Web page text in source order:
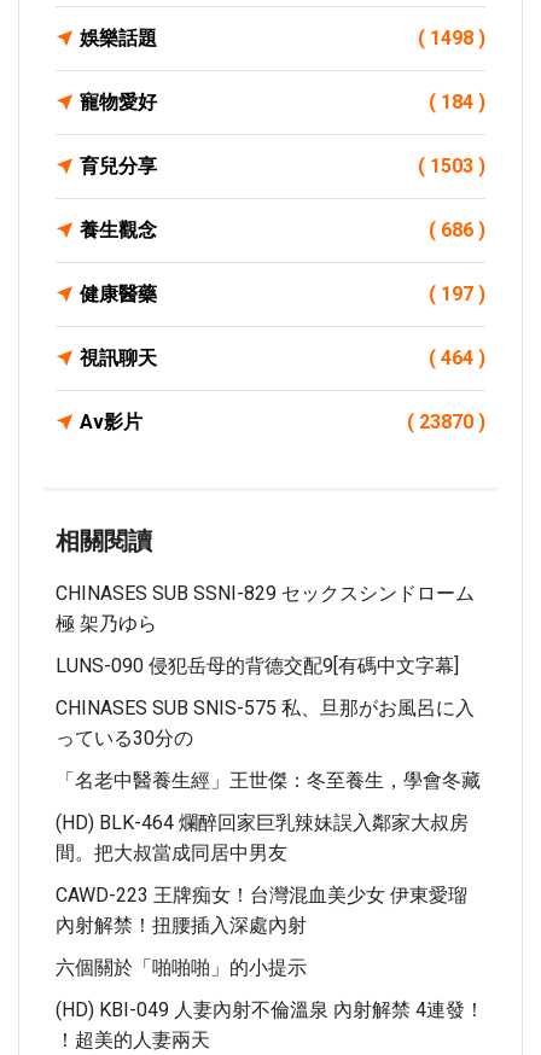
娛樂話題 ( 1498 )
寵物愛好 ( 184 )
育兒分享 ( 1503 )
養生觀念 ( 686 )
健康醫藥 ( 197 )
視訊聊天 ( 464 )
Av影片 ( 23870 )
相關閱讀
CHINASES SUB SSNI-829 セックスシンドローム
極 架乃ゆら
LUNS-090 侵犯岳母的背德交配9[有碼中文字幕]
CHINASES SUB SNIS-575 私、旦那がお風呂に入
っている30分の
「名老中醫養生經」王世傑：冬至養生，學會冬藏
(HD) BLK-464 爛醉回家巨乳辣妹誤入鄰家大叔房
間。把大叔當成同居中男友
CAWD-223 王牌痴女！台灣混血美少女 伊東愛瑠
內射解禁！扭腰插入深處內射
六個關於「啪啪啪」的小提示
(HD) KBI-049 人妻內射不倫溫泉 內射解禁 4連發！
！超美的人妻兩天